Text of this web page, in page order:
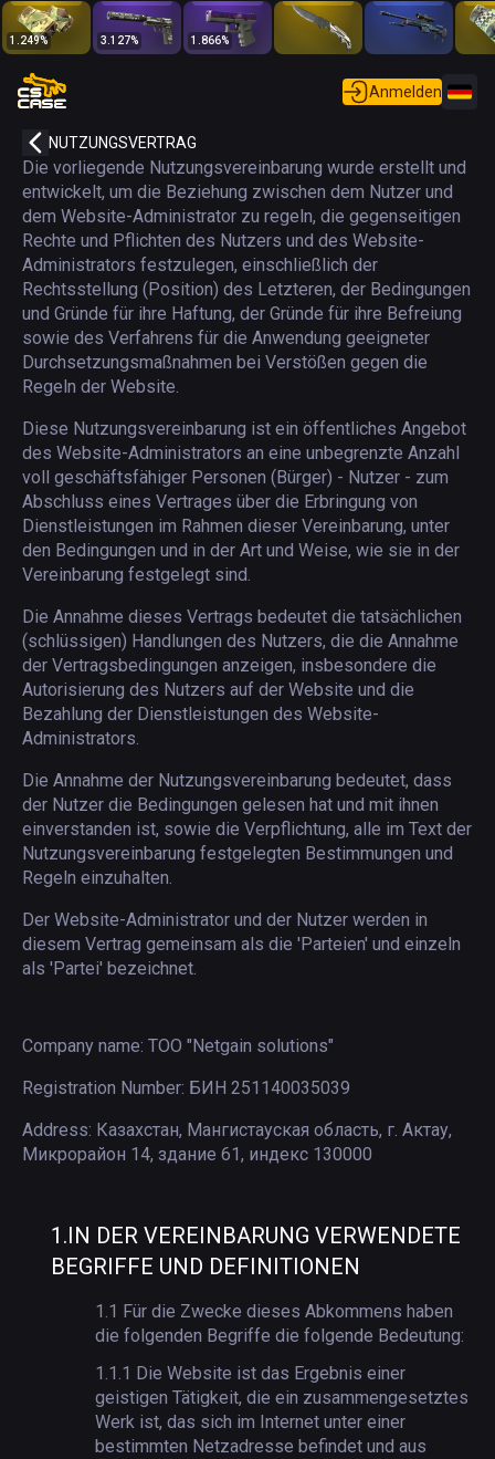
1.249% 3.127% 1.866%
Anmelden
NUTZUNGSVERTRAG
Die vorliegende Nutzungsvereinbarung wurde erstellt und
entwickelt, um die Beziehung zwischen dem Nutzer und
dem Website-Administrator zu regeln, die gegenseitigen
Rechte und Pflichten des Nutzers und des Website-
Administrators festzulegen, einschließlich der
Rechtsstellung (Position) des Letzteren, der Bedingungen
und Gründe für ihre Haftung, der Gründe für ihre Befreiung
sowie des Verfahrens für die Anwendung geeigneter
Durchsetzungsmaßnahmen bei Verstößen gegen die
Regeln der Website.
Diese Nutzungsvereinbarung ist ein öffentliches Angebot
des Website-Administrators an eine unbegrenzte Anzahl
voll geschäftsfähiger Personen (Bürger) - Nutzer - zum
Abschluss eines Vertrages über die Erbringung von
Dienstleistungen im Rahmen dieser Vereinbarung, unter
den Bedingungen und in der Art und Weise, wie sie in der
Vereinbarung festgelegt sind.
Die Annahme dieses Vertrags bedeutet die tatsächlichen
(schlüssigen) Handlungen des Nutzers, die die Annahme
der Vertragsbedingungen anzeigen, insbesondere die
Autorisierung des Nutzers auf der Website und die
Bezahlung der Dienstleistungen des Website-
Administrators.
Die Annahme der Nutzungsvereinbarung bedeutet, dass
der Nutzer die Bedingungen gelesen hat und mit ihnen
einverstanden ist, sowie die Verpflichtung, alle im Text der
Nutzungsvereinbarung festgelegten Bestimmungen und
Regeln einzuhalten.
Der Website-Administrator und der Nutzer werden in
diesem Vertrag gemeinsam als die 'Parteien' und einzeln
als 'Partei' bezeichnet.
Company name: ТОО "Netgain solutions"
Registration Number: БИН 251140035039
Address: Казахстан, Мангистауская область, г. Актау,
Микрорайон 14, здание 61, индекс 130000
1.IN DER VEREINBARUNG VERWENDETE
BEGRIFFE UND DEFINITIONEN
1.1 Für die Zwecke dieses Abkommens haben
die folgenden Begriffe die folgende Bedeutung:
1.1.1 Die Website ist das Ergebnis einer
geistigen Tätigkeit, die ein zusammengesetztes
Werk ist, das sich im Internet unter einer
bestimmten Netzadresse befindet und aus